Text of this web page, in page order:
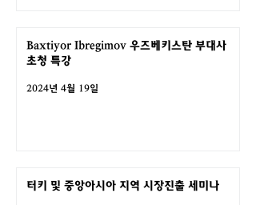
Baxtiyor Ibregimov 우즈베키스탄 부대사
초청 특강
2024년 4월 19일
터키 및 중앙아시아 지역 시장진출 세미나